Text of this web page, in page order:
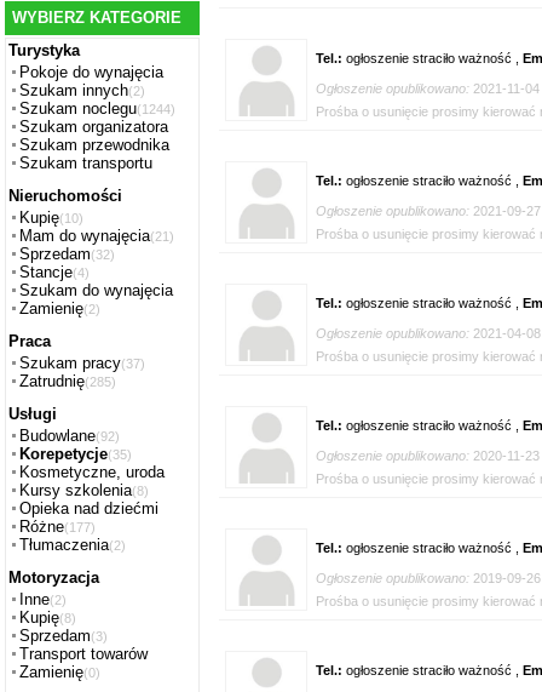
WYBIERZ KATEGORIE
Turystyka
Pokoje do wynajęcia
Szukam innych(2)
Szukam noclegu(1244)
Szukam organizatora
Szukam przewodnika
Szukam transportu
Nieruchomości
Kupię(10)
Mam do wynajęcia(21)
Sprzedam(32)
Stancje(4)
Szukam do wynajęcia
Zamienię(2)
Praca
Szukam pracy(37)
Zatrudnię(285)
Usługi
Budowlane(92)
Korepetycje(35)
Kosmetyczne, uroda
Kursy szkolenia(8)
Opieka nad dziećmi
Różne(177)
Tłumaczenia(2)
Motoryzacja
Inne(2)
Kupię(8)
Sprzedam(3)
Transport towarów
Zamienię(0)
Tel.: ogłoszenie straciło ważność ,
Ogłoszenie opublikowano: 2021-11-
Prośba o usunięcie prosimy kierować
Tel.: ogłoszenie straciło ważność ,
Ogłoszenie opublikowano: 2021-09-
Prośba o usunięcie prosimy kierować
Tel.: ogłoszenie straciło ważność ,
Ogłoszenie opublikowano: 2021-04-
Prośba o usunięcie prosimy kierować
Tel.: ogłoszenie straciło ważność ,
Ogłoszenie opublikowano: 2020-11-
Prośba o usunięcie prosimy kierować
Tel.: ogłoszenie straciło ważność ,
Ogłoszenie opublikowano: 2019-09-
Prośba o usunięcie prosimy kierować
Tel.: ogłoszenie straciło ważność ,